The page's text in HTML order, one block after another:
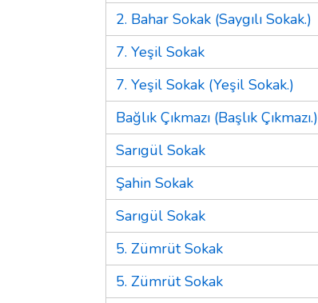
2. Bahar Sokak (Saygılı Sokak.)
7. Yeşil Sokak
7. Yeşil Sokak (Yeşil Sokak.)
Bağlık Çıkmazı (Başlık Çıkmazı.)
Sarıgül Sokak
Şahin Sokak
Sarıgül Sokak
5. Zümrüt Sokak
5. Zümrüt Sokak